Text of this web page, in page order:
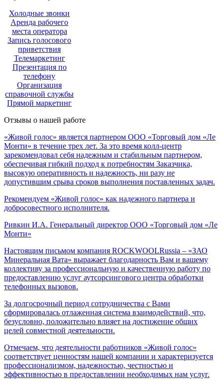
Холодные звонки
Аренда рабочего
места оператора
Запись голосового
приветствия
Телемаркетинг
Презентация по
телефону
Организация
справочной службы
Прямой маркетинг
Отзывы о нашей работе
«Живой голос» является партнером ООО «Торговый дом «Ле
Монти» в течение трех лет. За это время колл-центр
зарекомендовал себя надежным и стабильным партнером,
обеспечивая гибкий подход к потребностям Заказчика,
высокую оперативность и надежность, ни разу не
допустившим срыва сроков выполнения поставленных задач.
Рекомендуем «Живой голос» как надежного партнера и
добросовестного исполнителя.
Ривкин И.А. Генеральный директор ООО «Торговый дом «Ле
Монти»
Настоящим письмом компания ROCKWOOLRussia – «ЗАО
Минеральная Вата» выражает благодарность Вам и вашему
коллективу за профессиональную и качественную работу по
предоставлению услуг аутсорсингового центра обработки
телефонных вызовов.
За долгосрочный период сотрудничества с Вами
сформировалась отлаженная система взаимодействий, что,
безусловно, положительно влияет на достижение общих
целей совместной деятельности.
Отмечаем, что деятельности работников «Живой голос»
соответствует ценностям нашей компании и характеризуется
профессионализмом, надежностью, честностью и
эффективностью в предоставлении необходимых нам услуг.